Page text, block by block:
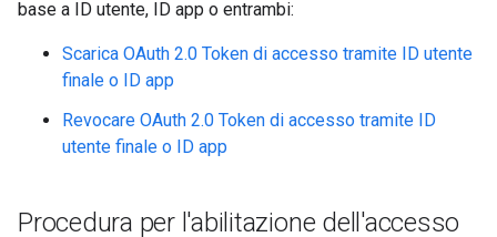
base a ID utente, ID app o entrambi:
Scarica OAuth 2.0 Token di accesso tramite ID utente
finale o ID app
Revocare OAuth 2.0 Token di accesso tramite ID
utente finale o ID app
Procedura per l'abilitazione dell'accesso